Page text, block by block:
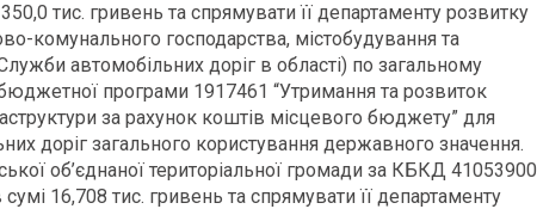
тис. гривень та спрямувати її департаменту розвитку
комунального господарства, містобудування та
автомобільних доріг в області) по загальному
програми 1917461 “Утримання та розвиток
за рахунок коштів місцевого бюджету” для
доріг загального користування державного значення.
об’єднаної територіальної громади за КБКД 41053900
16,708 тис. гривень та спрямувати її департаменту